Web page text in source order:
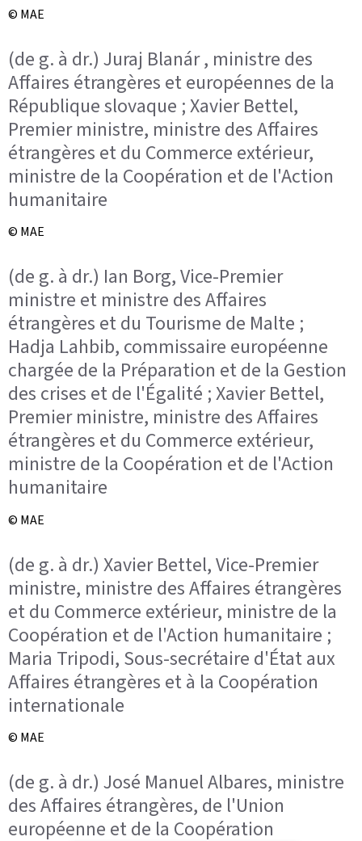
© MAE
(de g. à dr.) Juraj Blanár , ministre des
Affaires étrangères et européennes de la
République slovaque ; Xavier Bettel,
Premier ministre, ministre des Affaires
étrangères et du Commerce extérieur,
ministre de la Coopération et de l'Action
humanitaire
© MAE
(de g. à dr.) Ian Borg, Vice-Premier
ministre et ministre des Affaires
étrangères et du Tourisme de Malte ;
Hadja Lahbib, commissaire européenne
chargée de la Préparation et de la Gestion
des crises et de l'Égalité ; Xavier Bettel,
Premier ministre, ministre des Affaires
étrangères et du Commerce extérieur,
ministre de la Coopération et de l'Action
humanitaire
© MAE
(de g. à dr.) Xavier Bettel, Vice-Premier
ministre, ministre des Affaires étrangères
et du Commerce extérieur, ministre de la
Coopération et de l'Action humanitaire ;
Maria Tripodi, Sous-secrétaire d'État aux
Affaires étrangères et à la Coopération
internationale
© MAE
(de g. à dr.) José Manuel Albares, ministre
des Affaires étrangères, de l'Union
européenne et de la Coopération